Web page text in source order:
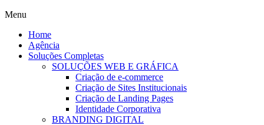
Menu
Home
Agência
Soluções Completas
SOLUÇÕES WEB E GRÁFICA
Criação de e-commerce
Criação de Sites Institucionais
Criação de Landing Pages
Identidade Corporativa
BRANDING DIGITAL